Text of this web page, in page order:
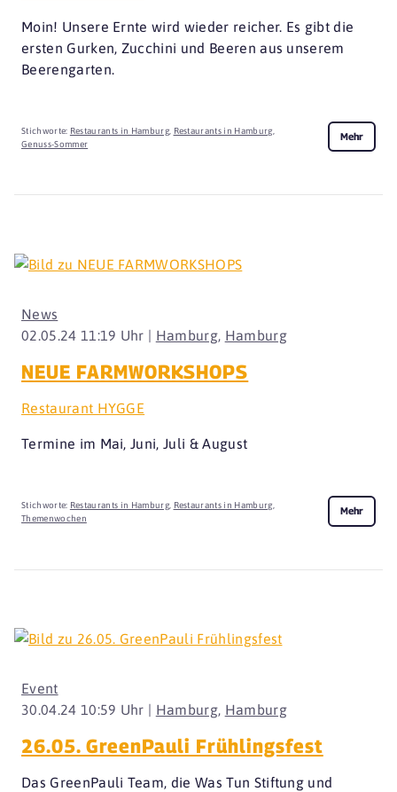
Moin! Unsere Ernte wird wieder reicher. Es gibt die
ersten Gurken, Zucchini und Beeren aus unserem
Beerengarten.
Stichworte: Restaurants in Hamburg, Restaurants in Hamburg
Genuss-Sommer
Mehr
02.05.24 11:19 Uhr | Hamburg, Hamburg
News
NEUE FARMWORKSHOPS
Restaurant HYGGE
Termine im Mai, Juni, Juli & August
Stichworte: Restaurants in Hamburg, Restaurants in Hamburg
Themenwochen
Mehr
30.04.24 10:59 Uhr | Hamburg, Hamburg
Event
26.05. GreenPauli Frühlingsfest
Das GreenPauli Team, die Was Tun Stiftung und